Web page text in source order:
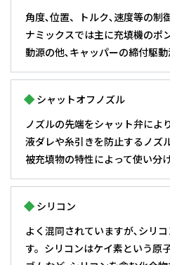
角度､位置、トルク､速度等の制
ナミックスでは主に充填機のポ
動源の他､キャッパーの締付駆
シャットオフノズル
ノズルの先端をシャット弁によ
液ダレや糸引きを防止するノズ
被充填物の特性によって使い分
シリコン
よく混同されていますが､シリ
す。シリコンはケイ素という原